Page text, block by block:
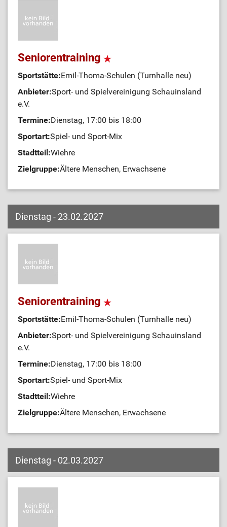
Seniorentraining
Sportstätte:Emil-Thoma-Schulen (Turnhalle neu)
Anbieter:Sport- und Spielvereinigung Schauinsland
e.V.
Termine:Dienstag, 17:00 bis 18:00
Sportart:Spiel- und Sport-Mix
Stadtteil:Wiehre
Zielgruppe:Ältere Menschen, Erwachsene
Dienstag - 23.02.2027
Seniorentraining
Sportstätte:Emil-Thoma-Schulen (Turnhalle neu)
Anbieter:Sport- und Spielvereinigung Schauinsland
e.V.
Termine:Dienstag, 17:00 bis 18:00
Sportart:Spiel- und Sport-Mix
Stadtteil:Wiehre
Zielgruppe:Ältere Menschen, Erwachsene
Dienstag - 02.03.2027